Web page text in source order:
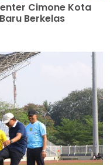
Cimone Kota
Berkelas